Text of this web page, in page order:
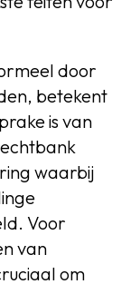
door
betekent
is van
waarbij
Voor
van
om